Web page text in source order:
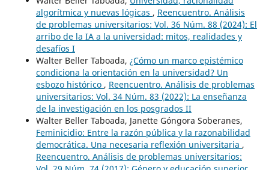
algorítmica y nuevas lógicas , Reencuentro. Análisis
de problemas universitarios: Vol. 36 Núm. 88 (2024): El
arribo de la IA a la universidad: mitos, realidades y
desafíos I
Walter Beller Taboada, ¿Cómo un marco epistémico
condiciona la orientación en la universidad? Un
esbozo histórico , Reencuentro. Análisis de problemas
universitarios: Vol. 34 Núm. 83 (2022): La enseñanza
de la investigación en los posgrados II
Walter Beller Taboada, Janette Góngora Soberanes,
Feminicidio: Entre la razón pública y la razonabilidad
democrática. Una necesaria reflexión universitaria ,
Reencuentro. Análisis de problemas universitarios: